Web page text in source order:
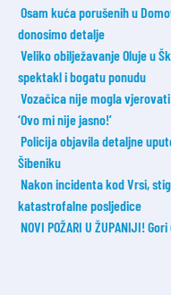
Osam kuća porušenih u
donosimo detalje
Veliko obilježavanje Oluje u
spektakl i bogatu ponudu
Vozačica nije mogla
‘Ovo mi nije jasno!’
Policija objavila detaljne
Šibeniku
Nakon incidenta kod Vrsi,
katastrofalne posljedice
NOVI POŽARI U ŽUPANIJI!